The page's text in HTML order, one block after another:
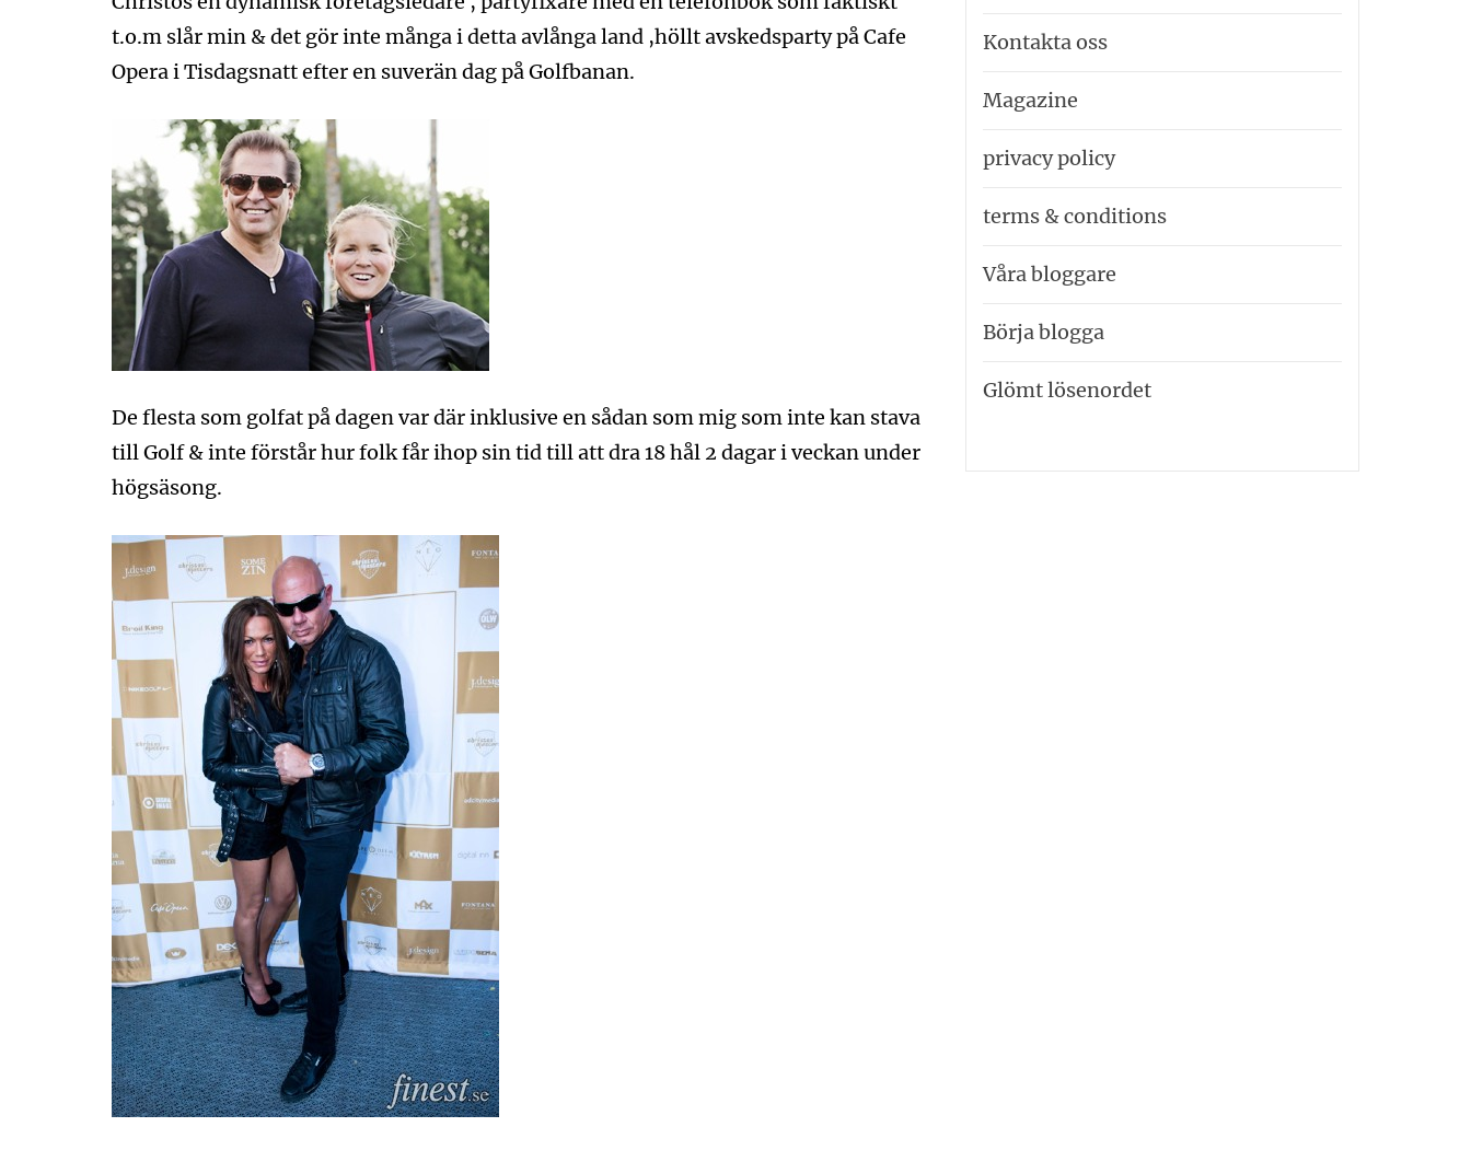
t.o.m slår min & det gör inte många i detta avlånga land ,höllt avskedsparty på Cafe
Opera i Tisdagsnatt efter en suverän dag på Golfbanan.
De flesta som golfat på dagen var där inklusive en sådan som mig som inte kan stava
till Golf & inte förstår hur folk får ihop sin tid till att dra 18 hål 2 dagar i veckan under
högsäsong.
Kontakta oss
Magazine
privacy policy
terms & conditions
Våra bloggare
Börja blogga
Glömt lösenordet